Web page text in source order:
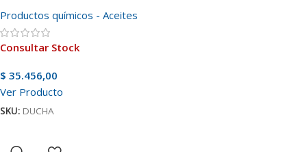
Productos químicos - Aceites
Consultar Stock
$ 35.456,00
Ver Producto
SKU: DUCHA